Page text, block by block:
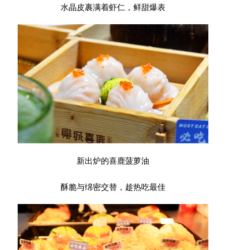
水晶皮裹满着虾仁，鲜甜爆表
新出炉的喜鹿菠萝油
酥脆与绵密交替，趁热吃最佳